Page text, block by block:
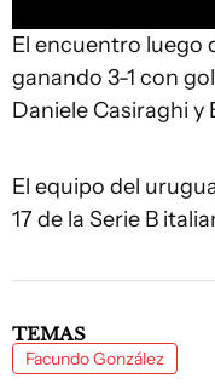
El encuentro luego
ganando 3-1 con
Daniele Casiraghi y
El equipo del
17 de la Serie B
TEMAS
Facundo González